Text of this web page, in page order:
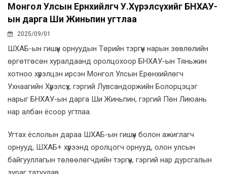
Монгол Улсын Ерөнхийлөгч У.Хүрэлсүхийг БНХАУ-
ын дарга Ши Жиньпин угтлаа
2025/09/01
ШХАБ-ын гишүүн орнуудын Төрийн тэргүүн нарын зөвлөлийн
өргөтгөсөн хуралдаанд оролцохоор БНХАУ-ын Тяньжин
хотноо хүрэлцэн ирсэн Монгол Улсын Ерөнхийлөгч
Ухнаагийн Хүрэлсүх, гэргий Лувсандоржийн Болорцэцэг
нарыг БНХАУ-ын дарга Ши Жиньпин, гэргий Пөн Лиюань
нар албан ёсоор угтлаа.
Угтах ёслолын дараа ШХАБ-ын гишүүн болон ажиглагч
орнууд, ШХАБ+ хүрээнд оролцогч орнууд, олон улсын
байгууллагын төлөөлөгчдийн тэргүүн, гэргий нар дурсгалын